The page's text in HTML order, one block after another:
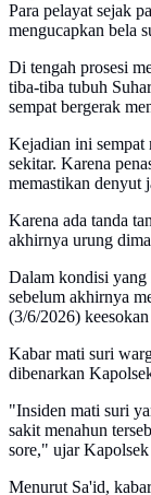
Para pelayat sejak
mengucapkan bela
Di tengah prosesi
tiba-tiba tubuh
sempat bergerak
Kejadian ini sempat
sekitar. Karena
memastikan denyut
Karena ada tanda
akhirnya urung
Dalam kondisi yang
sebelum akhirnya
(3/6/2026)
Kabar mati suri
dibenarkan
"Insiden mati suri
sakit menahun
sore," ujar
Menurut Sa'id,